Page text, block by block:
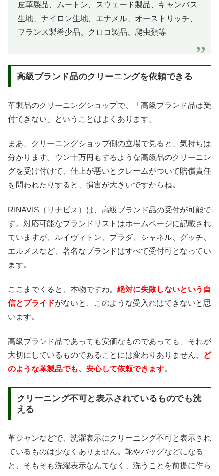
皮革製品、ムートン、スウェード製品、キャンバス
生地、ナイロン生地、エナメル、オーストリッチ、
フランス製希少品、クロコ製品、爬虫類等
高級ブランド品のクリーニングを依頼できる
革製品のクリーニングショップで、「高級ブランド品は受
付できない」ということはよくあります。
まあ、クリーニングショップ側の立場で見ると、気持ちは
分かります。ウン十万円もするような高級品のクリーニン
グを受け付けて、仕上が悪いとクレームがついて賠償責任
を問われたりすると、損害が大きいですからね。
RINAVIS（リナビス）は、高級ブランド品の受付が可能で
す。対応可能なブランドリストはホームページに記載され
ていますが、ルイヴィトン、プラダ、シャネル、グッチ、
エルメスなど、著名なブランドはすべて受付可となってい
ます。
ここまでくると、本物ですね。 絶対に失敗しないという自
信とプライドがないと、このような受入れはできないと思
います。
高級ブランド品であっても安価なものであっても、それが
大切にしているものであることには変わりありません。
ど
のような革製品でも、安心して依頼できます。
クリーニング不可と表示されているものでも洗
える
革ジャンなどで、洗濯表示にクリーニング不可と表示され
ているものは少なくありません。靴やバッグなどになる
と、そもそも洗濯表示なんてなく、洗うことを前提に作ら